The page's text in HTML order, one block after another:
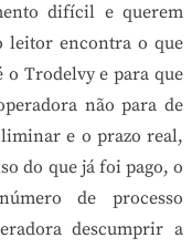
difícil e querem
leitor encontra o que
o Trodelvy e para que
não para de
e o prazo real,
do que já foi pago, o
de processo
descumprir a